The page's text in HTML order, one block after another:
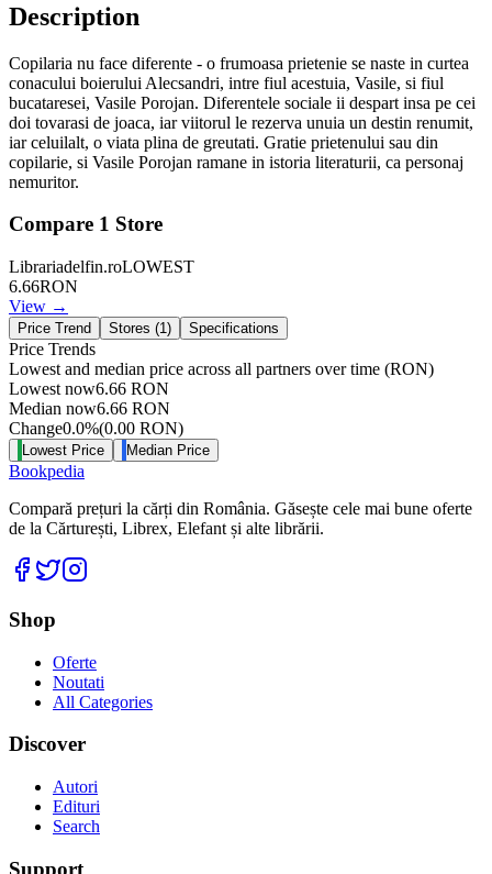
Description
Copilaria nu face diferente - o frumoasa prietenie se naste in curtea
conacului boierului Alecsandri, intre fiul acestuia, Vasile, si fiul
bucataresei, Vasile Porojan. Diferentele sociale ii despart insa pe cei
doi tovarasi de joaca, iar viitorul le rezerva unuia un destin renumit,
iar celuilalt, o viata plina de greutati. Gratie prietenului sau din
copilarie, si Vasile Porojan ramane in istoria literaturii, ca personaj
nemuritor.
Compare 1 Store
Librariadelfin.roLOWEST
6.66RON
View →
Price Trend Stores (1) Specifications
Price Trends
Lowest and median price across all partners over time (RON)
Lowest now6.66 RON
Median now6.66 RON
Change0.0%(0.00 RON)
Lowest Price Median Price
Bookpedia
Compară prețuri la cărți din România. Găsește cele mai bune oferte
de la Cărturești, Librex, Elefant și alte librării.
Facebook
Twitter
Shop
Oferte
Noutati
All Categories
Discover
Autori
Edituri
Search
Support